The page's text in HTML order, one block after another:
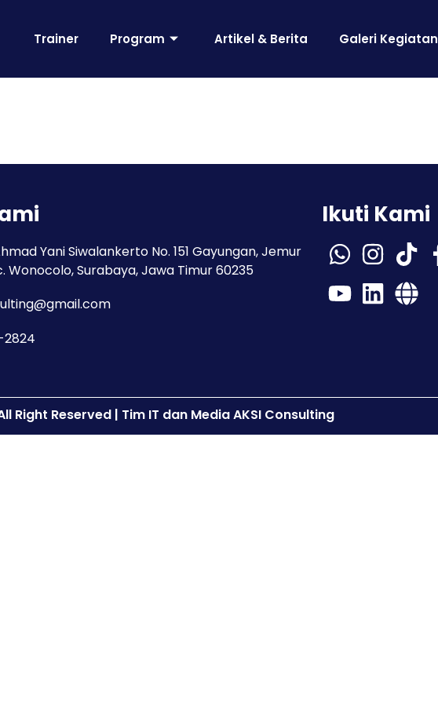
Trainer Program Artikel & Berita Galeri Kegiatan
Yani Siwalankerto No. 151 Gayungan, Jemur
Wonocolo, Surabaya, Jawa Timur 60235
2824
Ikuti Kami
Right Reserved | Tim IT dan Media AKSI Consulting